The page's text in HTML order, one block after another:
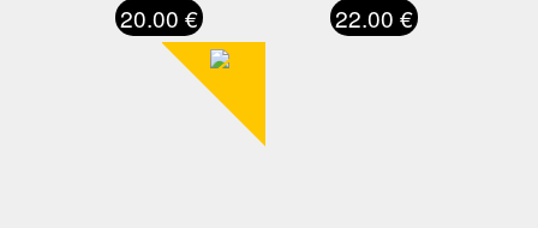
20.00 € 22.00 €